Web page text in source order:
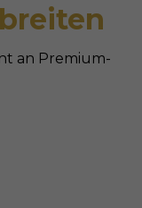
an Premium-